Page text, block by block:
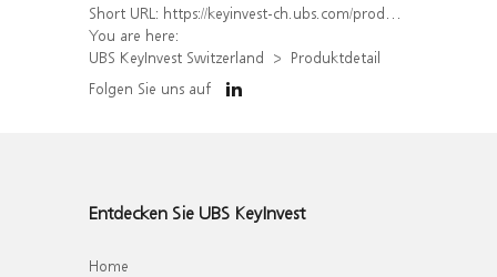
Short URL: https://keyinvest-ch.ubs.com/produkt/detail/index/isin/CH1572304058
You are here:
UBS KeyInvest Switzerland
Produktdetail
Folgen Sie uns auf
Entdecken Sie UBS KeyInvest
Home